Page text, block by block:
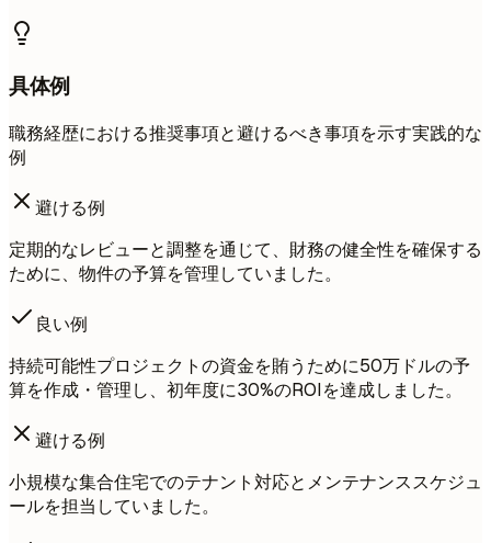
具体例
職務経歴における推奨事項と避けるべき事項を示す実践的な
例
避ける例
定期的なレビューと調整を通じて、財務の健全性を確保する
ために、物件の予算を管理していました。
良い例
持続可能性プロジェクトの資金を賄うために50万ドルの予
算を作成・管理し、初年度に30%のROIを達成しました。
避ける例
小規模な集合住宅でのテナント対応とメンテナンススケジュ
ールを担当していました。